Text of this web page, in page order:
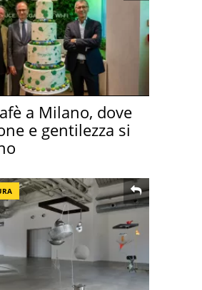
a Milano, dove
e gentilezza si